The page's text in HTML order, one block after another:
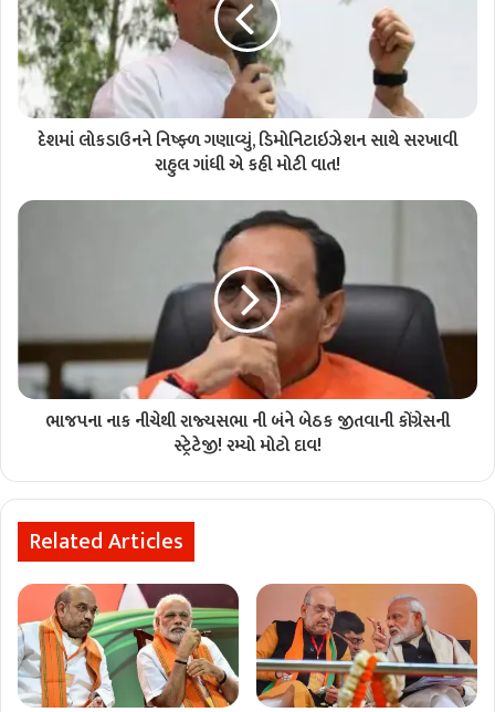
દેશમાં લોકડાઉનને નિષ્ફ્ળ ગણાવ્યું, ડિમોનિટાઇઝેશન સાથે સરખાવી
રાહુલ ગાંધી એ કહી મોટી વાત!
ભાજપના નાક નીચેથી રાજ્યસભા ની બંને બેઠક જીતવાની કોંગ્રેસની
સ્ટ્રેટેજી! રમ્યો મોટો દાવ!
Related Articles